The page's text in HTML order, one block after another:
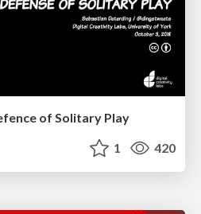
of Solitary Play
1 420